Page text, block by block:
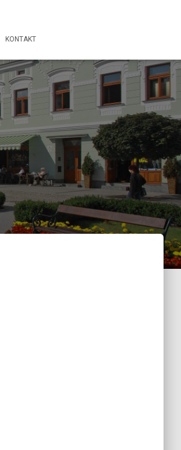
KONTAKT